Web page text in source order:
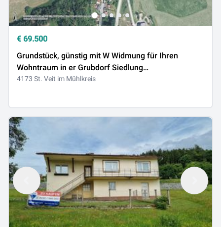
€ 69.500
Grundstück, günstig mit W Widmung für Ihren
Wohntraum in er Grubdorf Siedlung
PROVISONSFREI
4173 St. Veit im Mühlkreis